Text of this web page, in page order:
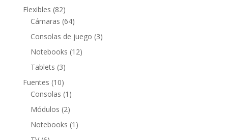
producto
Flexibles 8282
productos
Cámaras 6464
productos
Consolas de juego 33
Notebooks 1212
Tablets 33
productos
Fuentes 1010
productos
Consolas 1 1
producto
Módulos 22
productos
Notebooks 1 1